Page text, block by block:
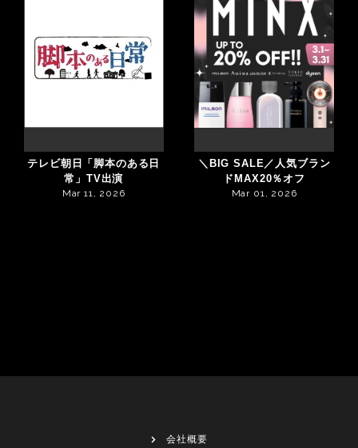
テレビ朝日「脚本のある日
常」TV出演
Mar 11, 2026
＼BIG SALE／人気ブラン
ドMAX20％オフ
Mar 01, 2026
会社概要